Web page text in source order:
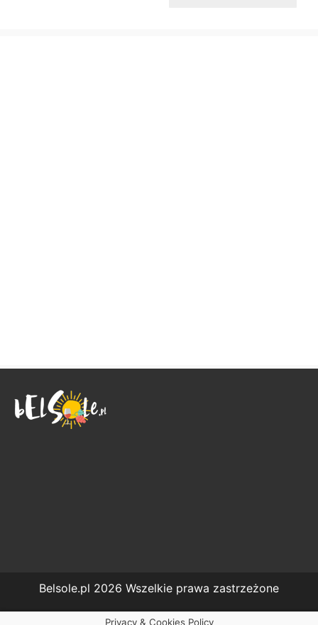
Belsole.pl 2026 Wszelkie prawa zastrzeżone
Privacy & Cookies Policy